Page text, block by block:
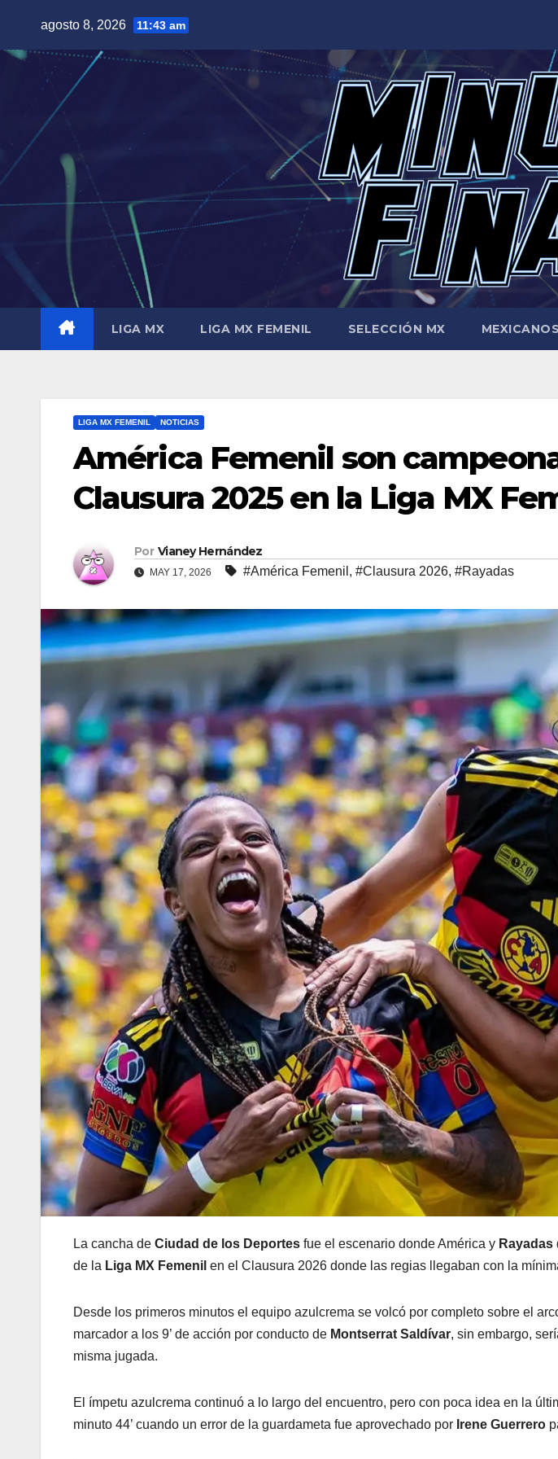
contenido
agosto 8, 2026 11:43 am
LIGA MX LIGA MX FEMENIL SELECCIÓN MX MEXICANOS
LIGA MX FEMENIL NOTICIAS
América Femenil son
Clausura 2025 en la Liga MX
Por Vianey Hernández
MAY 17, 2026 #América Femenil , #Clausura 2026, #Rayadas
La cancha de Ciudad de los Deportes fue el escenario donde América y Rayadas
de la Liga MX Femenil en el Clausura 2026 donde las regias llegaban con la
Desde los primeros minutos el equipo azulcrema se volcó por completo sobre el
marcador a los 9’ de acción por conducto de Montserrat Saldívar, sin embargo,
misma jugada.
El ímpetu azulcrema continuó a lo largo del encuentro, pero con poca idea en la
minuto 44’ cuando un error de la guardameta fue aprovechado por Irene Guerrero